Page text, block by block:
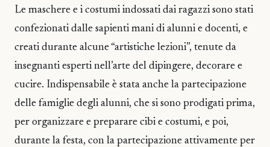
Le maschere e i costumi indossati dai ragazzi sono stati
confezionati dalle sapienti mani di alunni e docenti, e
creati durante alcune “artistiche lezioni”, tenute da
insegnanti esperti nell’arte del dipingere, decorare e
cucire. Indispensabile è stata anche la partecipazione
delle famiglie degli alunni, che si sono prodigati prima,
per organizzare e preparare cibi e costumi, e poi,
durante la festa, con la partecipazione attivamente per